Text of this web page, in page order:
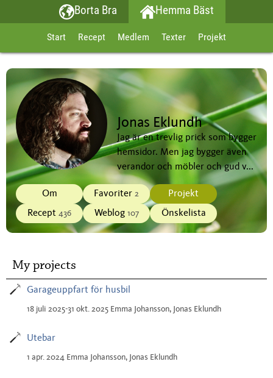
Borta Bra Hemma Bäst
Start Recept Medlem Texter Projekt
Jonas Eklundh
Jag är en trevlig prick som bygger
hemsidor. Men jag bygger även
verandor och möbler och gud v...
Om Favoriter 2
Projekt
Recept 436 Weblog 107 Önskelista
My projects
Garageuppfart för husbil
18 juli 2025-31 okt. 2025 Emma Johansson, Jonas Eklundh
Utebar
1 apr. 2024 Emma Johansson, Jonas Eklundh